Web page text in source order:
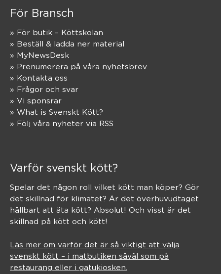
För Bransch
» För butik – Köttskolan
» Beställ & ladda ner material
» MyNewsDesk
» Prenumerera på våra nyhetsbrev
» Kontakta oss
» Frågor och svar
» Vi sponsrar
» What is Svenskt Kött?
» Följ våra nyheter via RSS
Varför svenskt kött?
Spelar det någon roll vilket kött man köper? Gör
det skillnad för klimatet? Är det överhuvudtaget
hållbart att äta kött? Absolut! Och visst är det
skillnad på kött och kött!
Läs mer om varför det är så viktigt att välja
svenskt kött – i matbutiken såväl som på
restaurang eller i gatukiosken.